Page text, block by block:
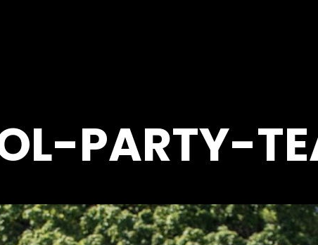
PARTY-